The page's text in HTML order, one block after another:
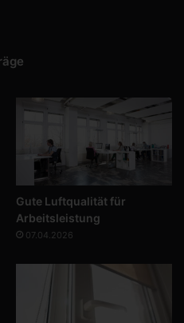
Gute Luftqualität für
Arbeitsleistung
07.04.2026